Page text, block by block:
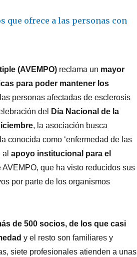
(AVEMPO)reclama un mayor
para poder mantener los
personas afectadas de esclerosis
del
Día Nacional de la
, la asociación busca
conocida como ‘enfermedad de las
apoyo institucional para el
que ha visto reducidos sus
por parte de los organismos
de 500 socios, de los que casi
y el resto son familiares y
siete profesionales atienden a unas